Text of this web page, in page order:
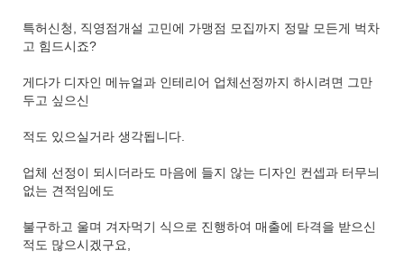
특허신청, 직영점개설 고민에 가맹점 모집까지 정말 모든게 벅차
고 힘드시죠?
게다가 디자인 메뉴얼과 인테리어 업체선정까지 하시려면 그만
두고 싶으신
적도 있으실거라 생각됩니다.
업체 선정이 되시더라도 마음에 들지 않는 디자인 컨셉과 터무늬
없는 견적임에도
불구하고 울며 겨자먹기 식으로 진행하여 매출에 타격을 받으신
적도 많으시겠구요,